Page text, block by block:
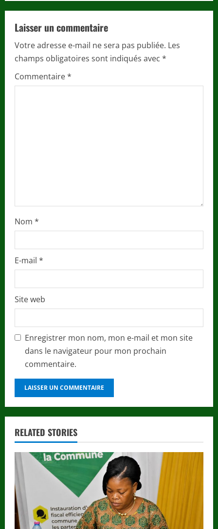
u
e
R
e
a
Laisser un commentaire
Votre adresse e-mail ne sera pas publiée. Les
champs obligatoires sont indiqués avec *
Commentaire*
Nom *
E-mail *
Site web
Enregistrer mon nom, mon e-mail et mon site
dans le navigateur pour mon prochain
commentaire.
RELATED STORIES